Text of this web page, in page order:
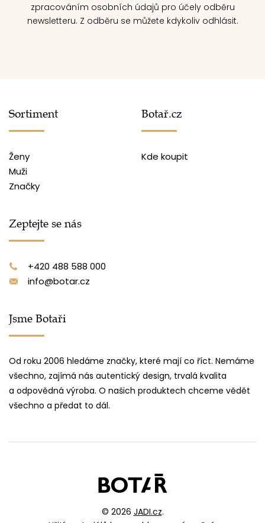
zpracováním osobních údajů pro účely odběru
newsletteru. Z odběru se můžete kdykoliv odhlásit.
Sortiment
Ženy
Muži
Značky
Botař.cz
Kde koupit
Zeptejte se nás
+420 488 588 000
info@botar.cz
Jsme Botaři
Od roku 2006 hledáme značky, které mají co říct. Nemáme
všechno, zajímá nás autentický design, trvalá kvalita
a odpovědná výroba. O našich produktech chceme vědět
všechno a předat to dál.
© 2026 JADI.cz.